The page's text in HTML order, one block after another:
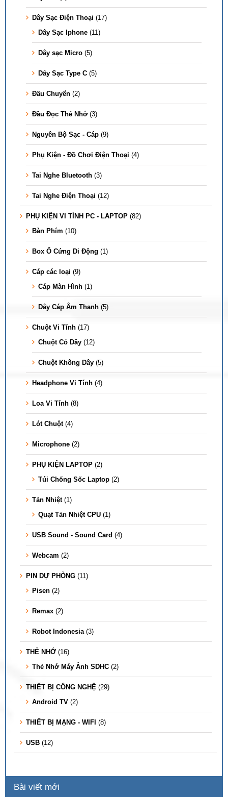
Dây Sạc Điện Thoại (17)
Dây Sạc Iphone (11)
Dây sạc Micro (5)
Dây Sạc Type C (5)
Đầu Chuyển (2)
Đầu Đọc Thẻ Nhớ (3)
Nguyên Bộ Sạc - Cáp (9)
Phụ Kiện - Đồ Chơi Điện Thoại (4)
Tai Nghe Bluetooth (3)
Tai Nghe Điện Thoại (12)
PHỤ KIỆN VI TÍNH PC - LAPTOP (82)
Bàn Phím (10)
Box Ổ Cứng Di Động (1)
Cáp các loại (9)
Cáp Màn Hình (1)
Dây Cáp Âm Thanh (5)
Chuột Vi Tính (17)
Chuột Có Dây (12)
Chuột Không Dây (5)
Headphone Vi Tính (4)
Loa Vi Tính (8)
Lót Chuột (4)
Microphone (2)
PHỤ KIỆN LAPTOP (2)
Túi Chống Sốc Laptop (2)
Tản Nhiệt (1)
Quạt Tản Nhiệt CPU (1)
USB Sound - Sound Card (4)
Webcam (2)
PIN DỰ PHÒNG (11)
Pisen (2)
Remax (2)
Robot Indonesia (3)
THẺ NHỚ (16)
Thẻ Nhớ Máy Ảnh SDHC (2)
THIẾT BỊ CÔNG NGHỆ (29)
Android TV (2)
THIẾT BỊ MẠNG - WIFI (8)
USB (12)
Bài viết mới